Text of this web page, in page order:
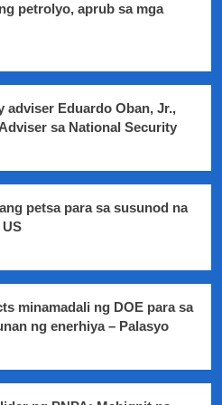
petrolyo, aprub sa mga
adviser Eduardo Oban, Jr.,
sa National Security
petsa para sa susunod na
minamadali ng DOE para sa
ng enerhiya – Palasyo